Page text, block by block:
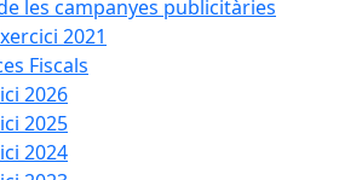
les campanyes publicitàries
2021
Fiscals
2026
2025
2024